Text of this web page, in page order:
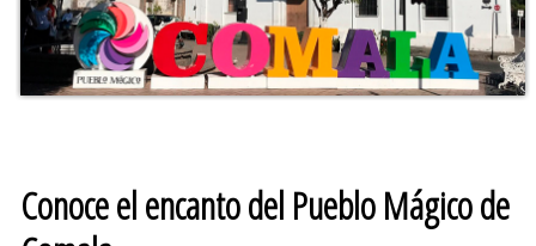
Conoce el encanto del Pueblo Mágico de